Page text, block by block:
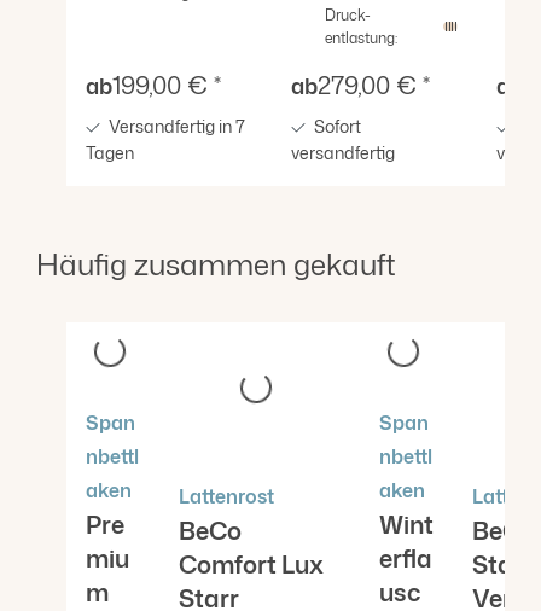
Verkaufspreis:
ab199,00 € *
Versandfertig in 7
Tagen
Druck-
entlastung:
Verkaufspreis:
ab279,00 € *
Sofort
versandfertig
ab
Häufig zusammen gekauft
Produktgalerie überspringen
Span
nbettl
aken
Pre
miu
m
Lattenrost
BeCo
Comfort Lux
Starr
Span
nbettl
aken
Wint
erfla
usc
Star